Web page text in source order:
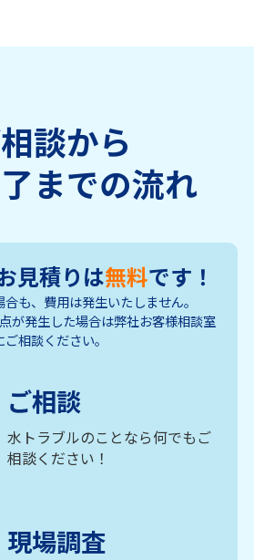
談から
までの流れ
見積りは無料です！
も、費用は発生いたしません。
が発生した場合は弊社お客様相談室
ご相談ください。
ご相談
水トラブルのことなら何でもご
相談ください！
現場調査